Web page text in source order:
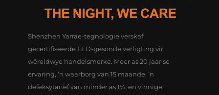
Shenzhen Yarrae-tegnologie verskaf
gecertifiseerde LED-gesonde verligting vir
wêreldwye handelsmerke. Meer as 20 jaar se
ervaring, ’n waarborg van 15 maande, ’n
defeksytarief van minder as 1%, en vinnige